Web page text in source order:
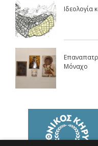
Ιδεολογία
Μόναχο